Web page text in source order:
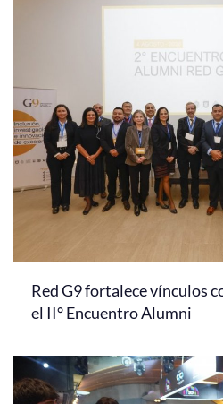
Red G9 fortalece vínculos
el II° Encuentro Alumni